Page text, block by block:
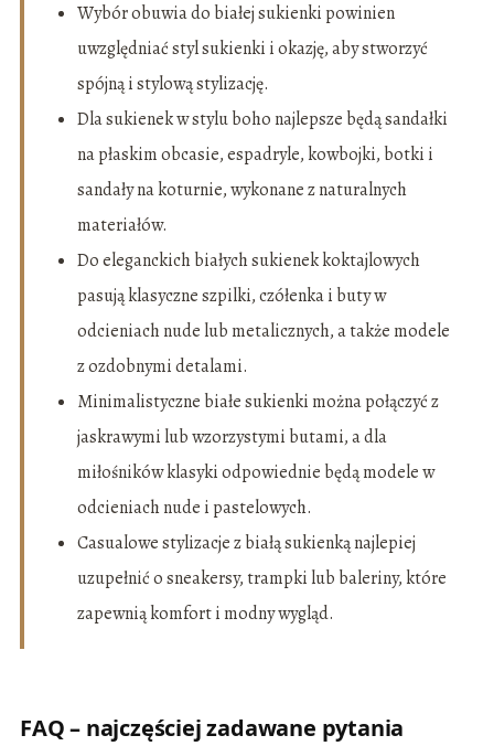
Wybór obuwia do białej sukienki powinien
uwzględniać styl sukienki i okazję, aby stworzyć
spójną i stylową stylizację.
Dla sukienek w stylu boho najlepsze będą sandałki
na płaskim obcasie, espadryle, kowbojki, botki i
sandały na koturnie, wykonane z naturalnych
materiałów.
Do eleganckich białych sukienek koktajlowych
pasują klasyczne szpilki, czółenka i buty w
odcieniach nude lub metalicznych, a także modele
z ozdobnymi detalami.
Minimalistyczne białe sukienki można połączyć z
jaskrawymi lub wzorzystymi butami, a dla
miłośników klasyki odpowiednie będą modele w
odcieniach nude i pastelowych.
Casualowe stylizacje z białą sukienką najlepiej
uzupełnić o sneakersy, trampki lub baleriny, które
zapewnią komfort i modny wygląd.
FAQ – najczęściej zadawane pytania